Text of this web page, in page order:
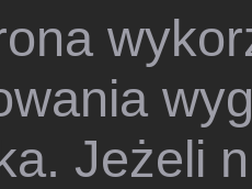
Jeżeli